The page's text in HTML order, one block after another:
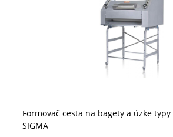
Formovač cesta na bagety a úzke typy
SIGMA